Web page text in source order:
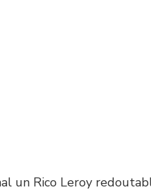
un Rico Leroy